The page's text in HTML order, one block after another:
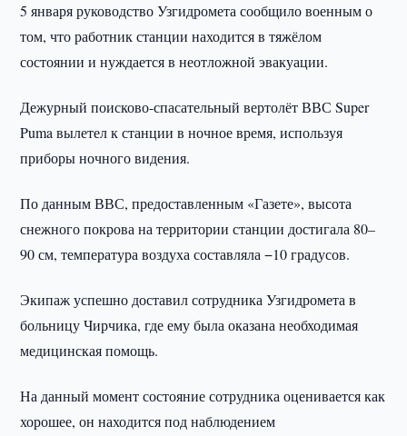
5 января руководство Узгидромета сообщило военным о
том, что работник станции находится в тяжёлом
состоянии и нуждается в неотложной эвакуации.
Дежурный поисково-спасательный вертолёт ВВС Super
Puma вылетел к станции в ночное время, используя
приборы ночного видения.
По данным ВВС, предоставленным «Газете», высота
снежного покрова на территории станции достигала 80–
90 см, температура воздуха составляла −10 градусов.
Экипаж успешно доставил сотрудника Узгидромета в
больницу Чирчика, где ему была оказана необходимая
медицинская помощь.
На данный момент состояние сотрудника оценивается как
хорошее, он находится под наблюдением